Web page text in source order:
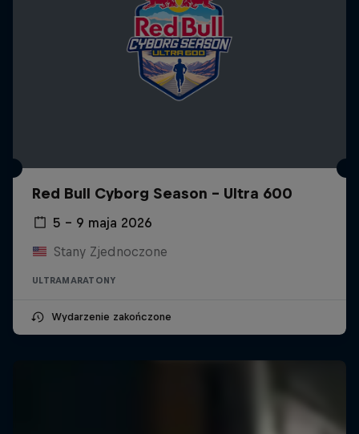
Red Bull Cyborg Season - Ultra 600
5 – 9 maja 2026
Stany Zjednoczone
ULTRAMARATONY
Wydarzenie zakończone